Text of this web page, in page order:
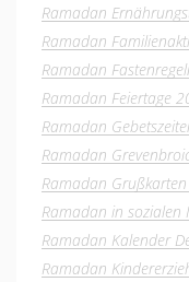
Ramadan
Ramadan
Ramadan
Ramadan Feiertage
Ramadan
Ramadan
Ramadan
Ramadan in sozialen
Ramadan Kalender
Ramadan